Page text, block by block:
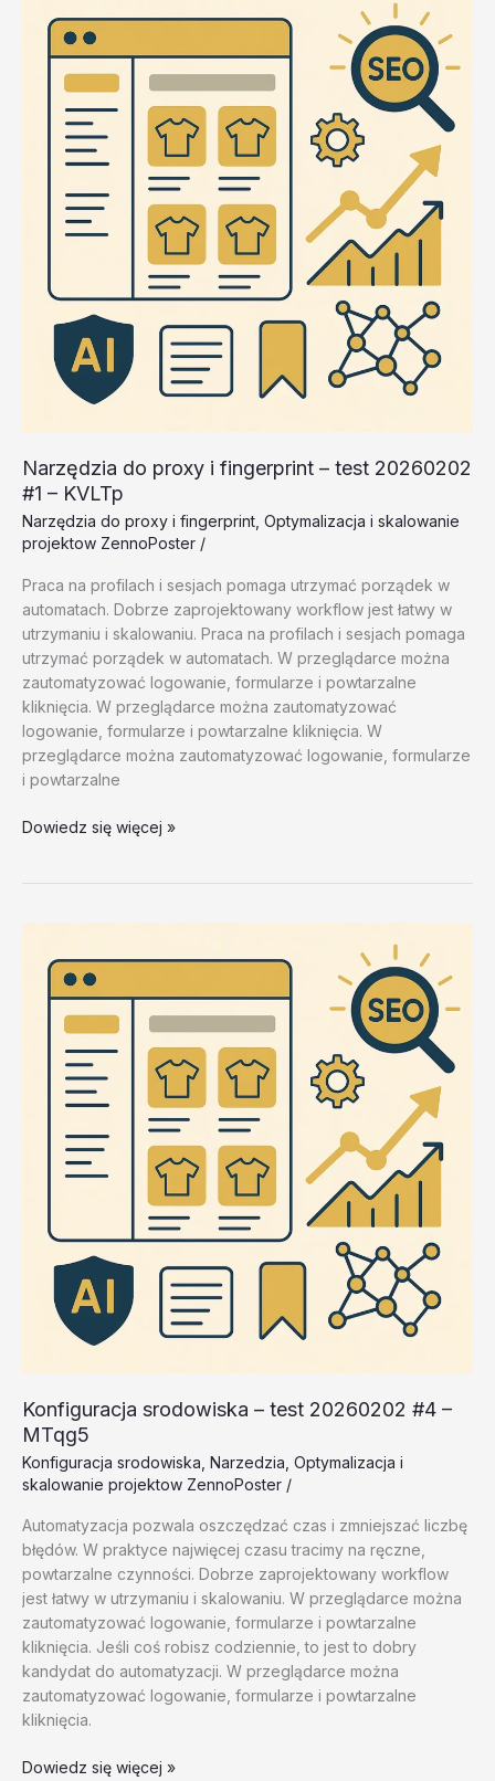
20260202
Narzędzia do proxy i fingerprint – test 20260202
#1 – KVLTp
Narzędzia do proxy i fingerprint Optymalizacja i skalowanie
projektow ZennoPoster /
Praca na profilach i sesjach pomaga utrzymać porządek w
automatach. Dobrze zaprojektowany workflow jest łatwy w
utrzymaniu i skalowaniu. Praca na profilach i sesjach pomaga
utrzymać porządek w automatach. W przeglądarce można
zautomatyzować logowanie, formularze i powtarzalne
kliknięcia. W przeglądarce można zautomatyzować
logowanie, formularze i powtarzalne kliknięcia. W
przeglądarce można zautomatyzować logowanie, formularze
i powtarzalne
Narzędzia
fingerprint
20260202
KVLTp
Dowiedz się więcej »
Konfiguracja srodowiska – test 20260202 #4 –
MTqg5
Konfiguracja srodowiska Narzedzia Optymalizacja i
skalowanie projektow ZennoPoster /
Automatyzacja pozwala oszczędzać czas i zmniejszać liczbę
błędów. W praktyce najwięcej czasu tracimy na ręczne,
powtarzalne czynności. Dobrze zaprojektowany workflow
jest łatwy w utrzymaniu i skalowaniu. W przeglądarce można
zautomatyzować logowanie, formularze i powtarzalne
kliknięcia. Jeśli coś robisz codziennie, to jest to dobry
kandydat do automatyzacji. W przeglądarce można
zautomatyzować logowanie, formularze i powtarzalne
kliknięcia.
Konfiguracja
Dowiedz się więcej »